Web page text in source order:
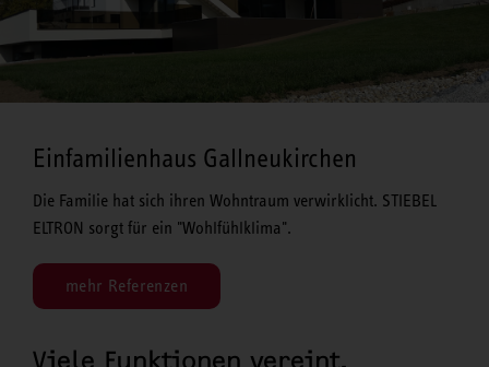
Einfamilienhaus Gallneukirchen
Die Familie hat sich ihren Wohntraum verwirklicht. STIEBEL
ELTRON sorgt für ein "Wohlfühlklima".
mehr Referenzen
Viele Funktionen vereint,